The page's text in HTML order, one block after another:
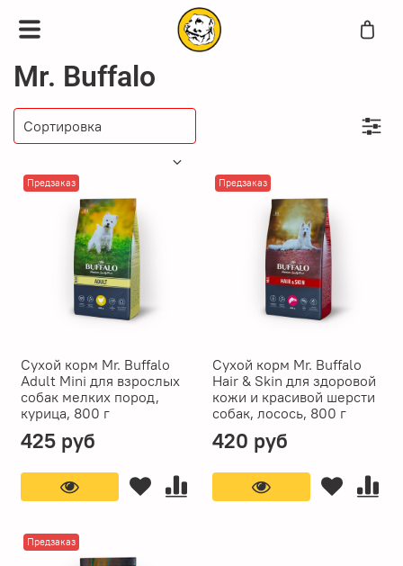
Mr. Buffalo
Предзаказ
Сухой корм Mr. Buffalo
Adult Mini для взрослых
собак мелких пород,
курица, 800 г
425 руб
Предзаказ
Сухой корм Mr. Buffalo
Hair & Skin для здоровой
кожи и красивой шерсти
собак, лосось, 800 г
420 руб
Предзаказ